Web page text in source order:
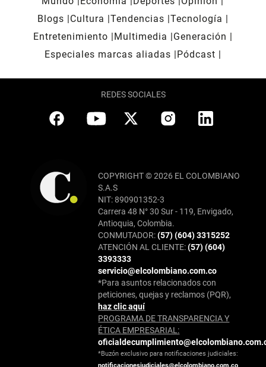
Blogs
Cultura Tendencias Tecnología
Entretenimiento
Multimedia
Generación
Especiales marcas aliadas
Pódcast
REDES SOCIALES
COPYRIGHT © 2026 EL COLOMBIANO
S.A.S
NIT: 890901352-3
Carrera 48 N° 30 Sur - 119, Envigado,
Antioquia, Colombia.
CONMUTADOR:(57) (604) 3315252
ATENCIÓN AL CLIENTE:(57) (604)
3393333
servicio@elcolombiano.com.co
*Para asuntos relacionados con
peticiones, quejas y reclamos (PQR),
haz clic aquí
PROGRAMA DE TRANSPARENCIA Y
ÉTICA EMPRESARIAL:
*Buzón exclusivo para notificaciones judiciales: